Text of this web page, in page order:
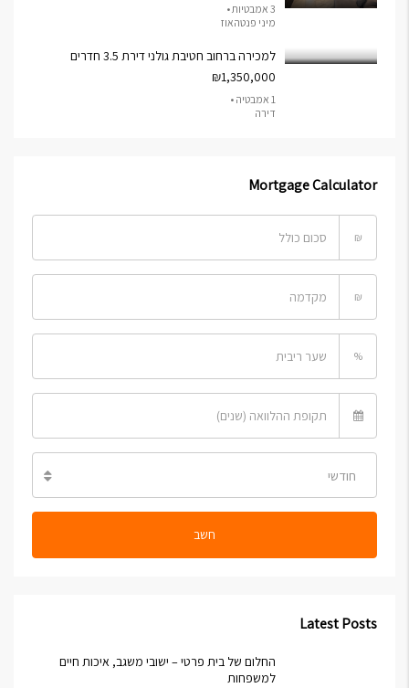
3 אמבטיות •
מיני פנטהאוז
למכירה ברחוב חטיבת גולני דירת 3.5 חדרים
₪1,350,000
1 אמבטיה •
דירה
Mortgage Calculator
₪
₪
%
חודשי
חשב
Latest Posts
החלום של בית פרטי – ישובי משגב, איכות חיים
למשפחות